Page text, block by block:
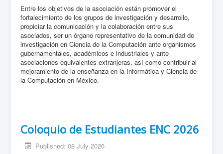
Entre los objetivos de la asociación están promover el
fortalecimiento de los grupos de investigación y desarrollo,
propiciar la comunicación y la colaboración entre sus
asociados, ser un órgano representativo de la comunidad de
investigación en Ciencia de la Computación ante organismos
gubernamentales, académicos e industriales y ante
asociaciones equivalentes extranjeras, así como contribuir al
mejoramiento de la enseñanza en la Informática y Ciencia de
la Computación en México.
Coloquio de Estudiantes ENC 2026
Published: 08 July 2026